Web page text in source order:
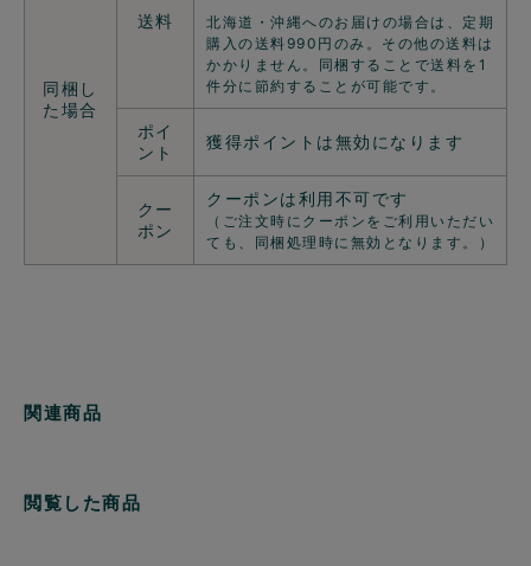
同梱し
た場合
送料
北海道・沖縄へのお届けの場合は、定期
購入の送料990円のみ。その他の送料は
かかりません。同梱することで送料を1
件分に節約することが可能です。
ポイ
ント
獲得ポイントは無効になります
クー
ポン
クーポンは利用不可です
（ご注文時にクーポンをご利用いただい
ても、同梱処理時に無効となります。）
関連商品
閲覧した商品